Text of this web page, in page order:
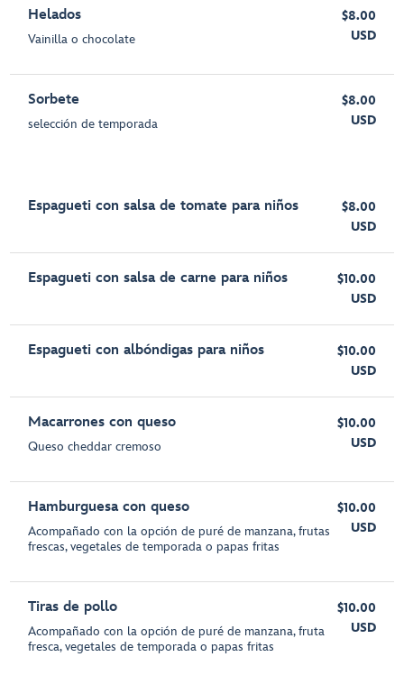
Helados
Vainilla o chocolate
$8.00
USD
Sorbete
selección de temporada
$8.00
USD
Espagueti con salsa de tomate para niños
$8.00
USD
Espagueti con salsa de carne para niños
$10.00
USD
Espagueti con albóndigas para niños
$10.00
USD
Macarrones con queso
Queso cheddar cremoso
$10.00
USD
Hamburguesa con queso
Acompañado con la opción de puré de manzana, frutas
frescas, vegetales de temporada o papas fritas
$10.00
USD
Tiras de pollo
Acompañado con la opción de puré de manzana, fruta
fresca, vegetales de temporada o papas fritas
$10.00
USD